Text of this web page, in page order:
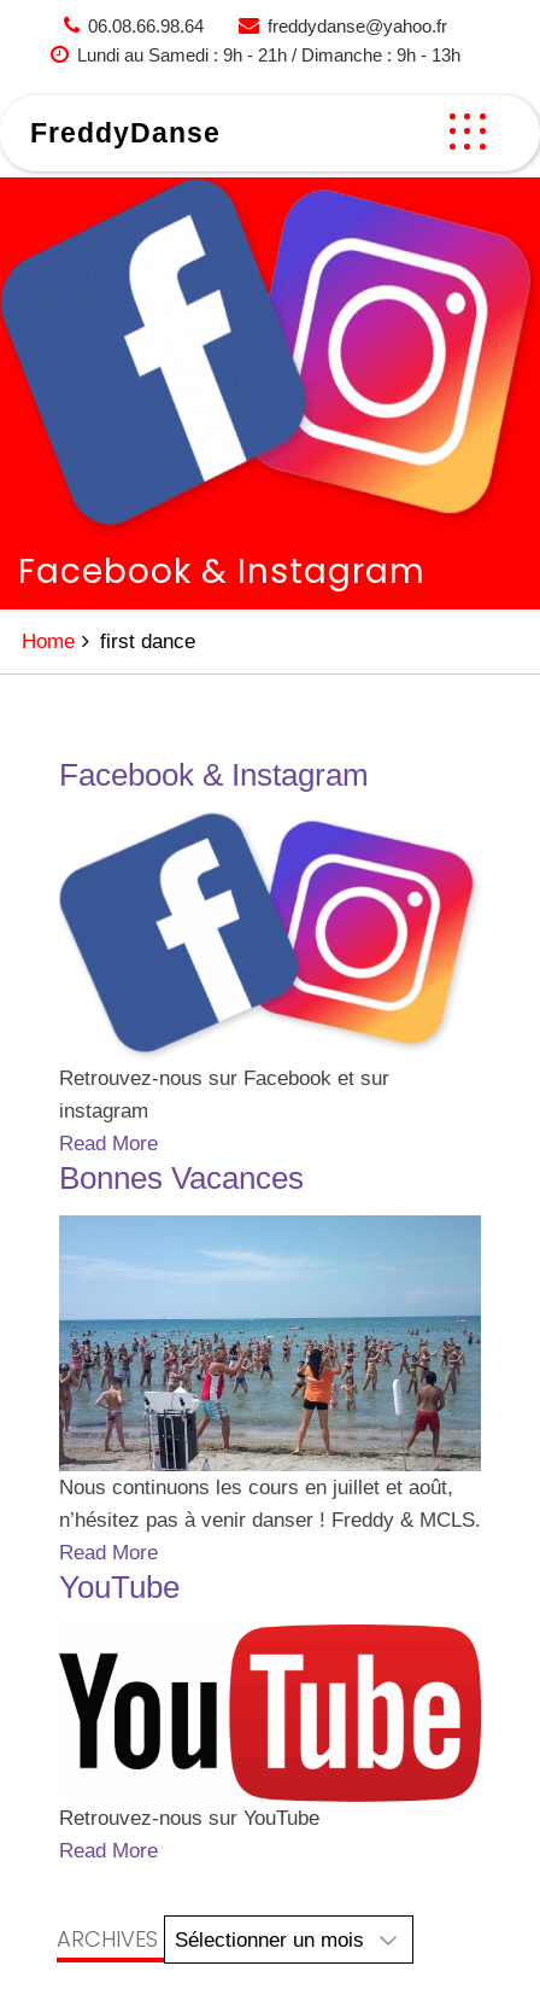
06.08.66.98.64
freddydanse@yahoo.fr
Lundi au Samedi : 9h - 21h / Dimanche : 9h - 13h
FreddyDanse
Facebook & Instagram
Home first dance
Facebook & Instagram
Retrouvez-nous sur Facebook et sur
instagram
Read More
Bonnes Vacances
Nous continuons les cours en juillet et août,
n’hésitez pas à venir danser ! Freddy & MCLS.
Read More
YouTube
Retrouvez-nous sur YouTube
Read More
ARCHIVES
Archives